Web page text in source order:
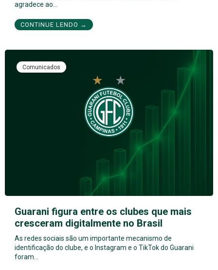
agradece ao…
CONTINUE LENDO →
Comunicados
Guarani figura entre os clubes que mais
cresceram digitalmente no Brasil
As redes sociais são um importante mecanismo de
identificação do clube, e o Instagram e o TikTok do Guarani
foram…